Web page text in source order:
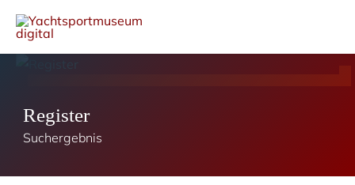
Register
Suchergebnis